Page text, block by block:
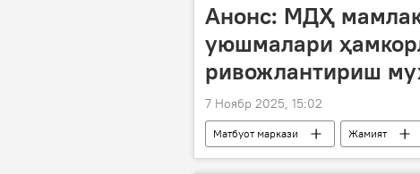
Анонс: МДҲ
уюшмалари
ривожлантириш
7 Ноябр 2025, 15:02
Матбуот маркази Жамият